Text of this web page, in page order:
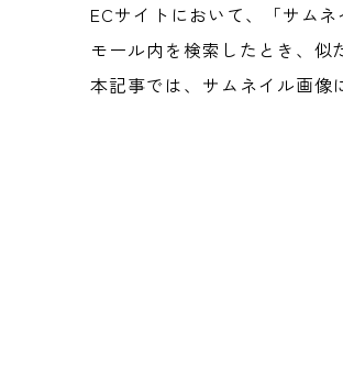
ECサイトにおいて、「サム
モール内を検索したとき、
本記事では、サムネイル画像